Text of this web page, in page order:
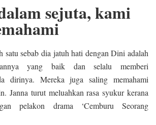
sejuta, kami
satu sebab dia jatuh hati dengan Dini adalah
yang baik dan selalu memberi
dirinya. Mereka juga saling memahami
Janna turut meluahkan rasa syukur kerana
pelakon drama ‘Cemburu Seorang